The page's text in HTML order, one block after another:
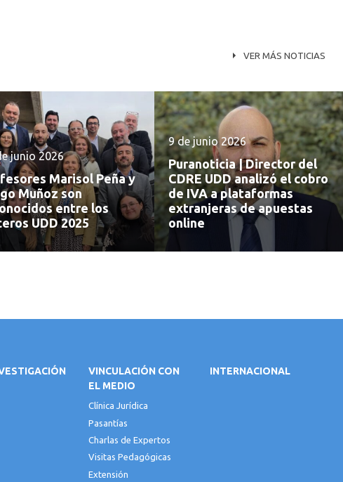
VER MÁS NOTICIAS
junio 2026
Marisol Peña y
Muñoz son
entre los
UDD 2025
9 de junio 2026
Puranoticia | Director del
CDRE UDD analizó el cobro
de IVA a plataformas
extranjeras de apuestas
online
VINCULACIÓN CON
EL MEDIO
Clínica Jurídica
Pasantías
Charlas de Expertos
Visitas Pedagógicas
Extensión
INTERNACIONAL